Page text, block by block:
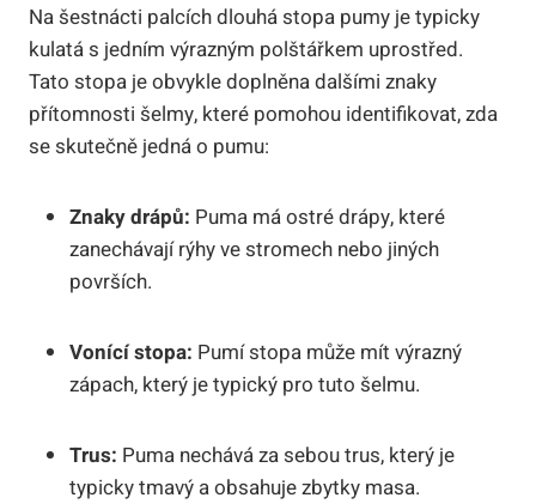
Na šestnácti palcích dlouhá stopa pumy je typicky
kulatá s jedním výrazným polštářkem uprostřed.
Tato stopa je obvykle doplněna dalšími znaky
přítomnosti šelmy, které pomohou identifikovat, zda
se skutečně jedná o pumu:
Znaky drápů: Puma má ostré drápy, které
zanechávají rýhy ve stromech nebo jiných
površích.
Vonící stopa: Pumí stopa může mít výrazný
zápach, který je typický pro tuto šelmu.
Trus: Puma nechává za sebou trus, který je
typicky tmavý a obsahuje zbytky masa.